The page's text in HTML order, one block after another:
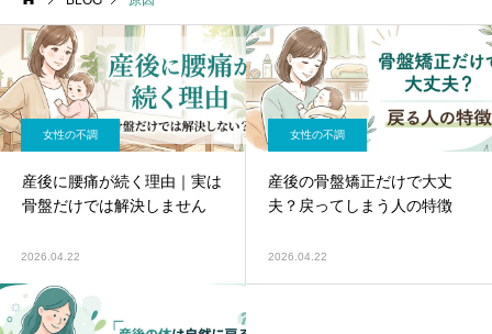
京都市で整体ならしゅん太
鍼灸整骨院・整体院へ
学生リカバリー整体｜
合・合宿・遠征後の疲
復とコンディショニン
ら、しゅん太鍼灸整骨
整体院へ
女性の不調
産後に腰痛が続く理由｜実は
骨盤だけでは解決しません
2026.04.22
女性の不調
産後の骨盤矯正だけで大丈
夫？戻ってしまう人の特徴
2026.04.22